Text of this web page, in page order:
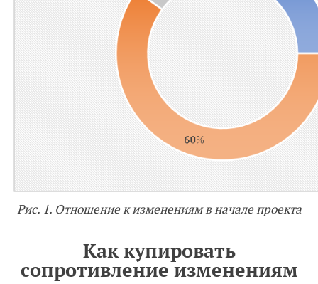
Рис. 1. Отношение к изменениям в начале проекта
Как купировать
сопротивление изменениям